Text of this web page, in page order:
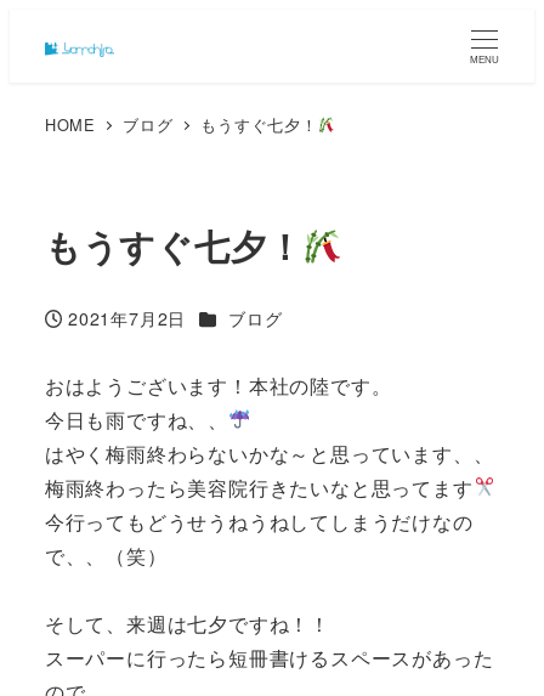
MENU
HOME ブログ もうすぐ七夕！
もうすぐ七夕！
投稿日
2021年7月2日 カテゴリー
ブログ
おはようございます！本社の陸です。
今日も雨ですね、、
はやく梅雨終わらないかな～と思っています、、
梅雨終わったら美容院行きたいなと思ってます
今行ってもどうせうねうねしてしまうだけなの
で、、（笑）
そして、来週は七夕ですね！！
スーパーに行ったら短冊書けるスペースがあった